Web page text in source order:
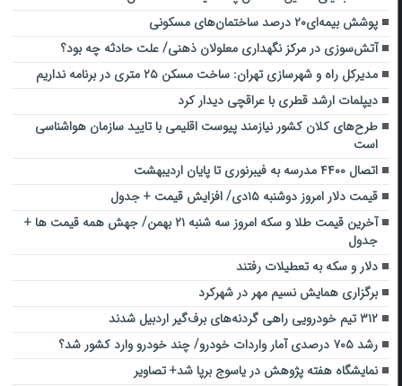
پوشش بیمه‌ای۲۰ درصد ساختمان‌های مسکونی
آتش‌سوزی در مرکز نگهداری معلولان ذهنی/ علت حادثه چه بود؟
مدیرکل راه و شهرسازی تهران: ساخت مسکن ۲۵ متری در برنامه نداریم
دیپلمات ارشد قطری با عراقچی دیدار کرد
طرح‌های کلان کشور نیازمند پیوست‌ اقلیمی با تایید سازمان هواشناسی
است
اتصال ۴۴۰۰ مدرسه به فیبرنوری تا پایان اردیبهشت
قیمت دلار امروز دوشنبه ۱۵دی/ افزایش قیمت + جدول
آخرین قیمت طلا و سکه امروز سه شنبه ۲۱ بهمن/ جهش همه قیمت ها +
جدول
دلار و سکه به تعطیلات رفتند
برگزاری همایش نسیم مهر در شهرکرد
۳۱۲ تیم خودرویی راهی گردنه‌های برف‌گیر اردبیل شدند
رشد ۷۰۵ درصدی آمار واردات خودرو/ چند خودرو وارد کشور شد؟
نمایشگاه هفته پژوهش در یاسوج برپا شد+ تصاویر